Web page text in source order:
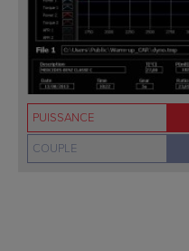
PUISSANCE
COUPLE